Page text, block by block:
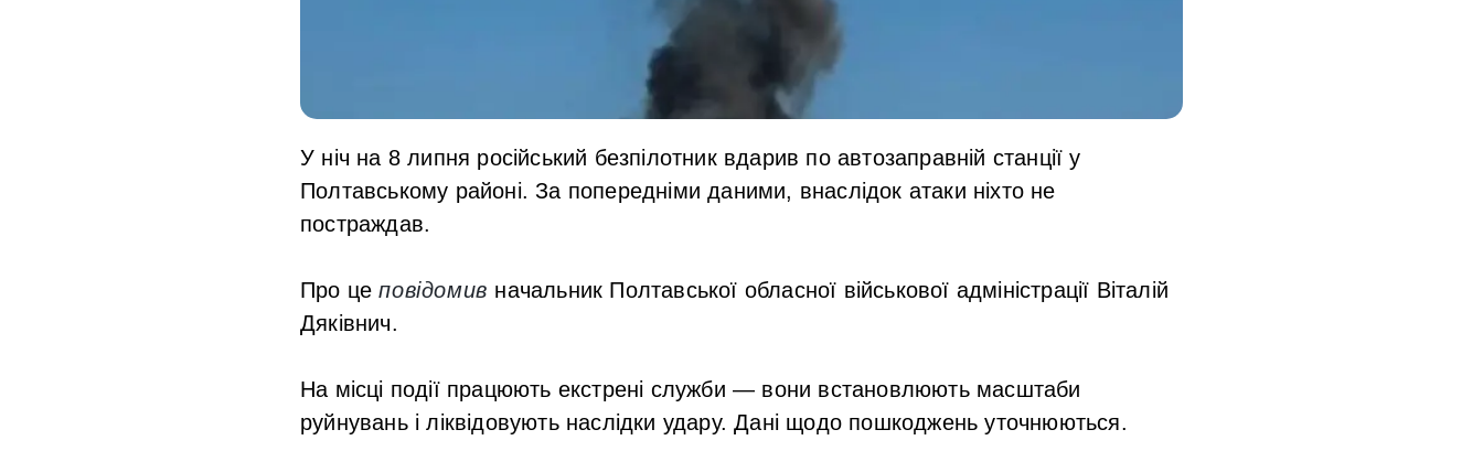
У ніч на 8 липня російський безпілотник вдарив по автозаправній станції у
Полтавському районі. За попередніми даними, внаслідок атаки ніхто не
постраждав.
Про цеповідомив начальник Полтавської обласної військової адміністрації Віталій
Дяківнич.
На місці події працюють екстрені служби — вони встановлюють масштаби
руйнувань і ліквідовують наслідки удару. Дані щодо пошкоджень уточнюються.